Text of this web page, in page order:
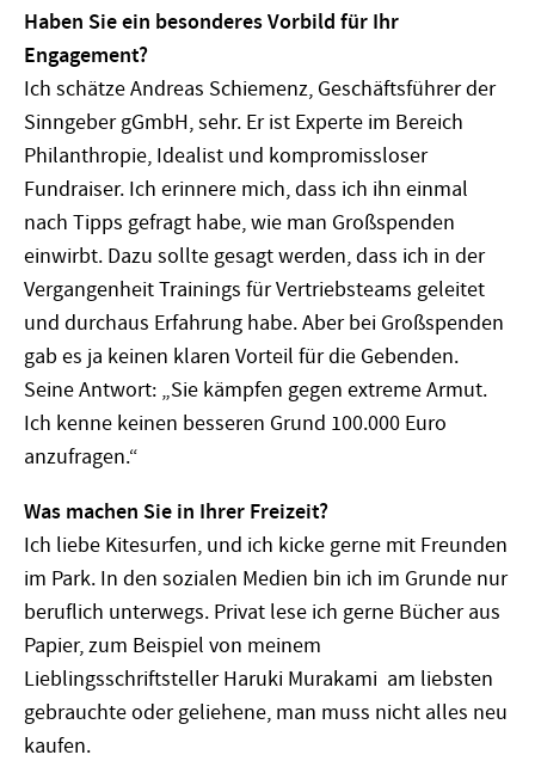
Haben Sie ein besonderes Vorbild für Ihr
Engagement?
Ich schätze Andreas Schiemenz, Geschäftsführer der
Sinngeber gGmbH, sehr. Er ist Experte im Bereich
Philanthropie, Idealist und kompromissloser
Fundraiser. Ich erinnere mich, dass ich ihn einmal
nach Tipps gefragt habe, wie man Großspenden
einwirbt. Dazu sollte gesagt werden, dass ich in der
Vergangenheit Trainings für Vertriebsteams geleitet
und durchaus Erfahrung habe. Aber bei Großspenden
gab es ja keinen klaren Vorteil für die Gebenden.
Seine Antwort: „Sie kämpfen gegen extreme Armut.
Ich kenne keinen besseren Grund 100.000 Euro
anzufragen.“
Was machen Sie in Ihrer Freizeit?
Ich liebe Kitesurfen, und ich kicke gerne mit Freunden
im Park. In den sozialen Medien bin ich im Grunde nur
beruflich unterwegs. Privat lese ich gerne Bücher aus
Papier, zum Beispiel von meinem
Lieblingsschriftsteller Haruki Murakami am liebsten
gebrauchte oder geliehene, man muss nicht alles neu
kaufen.